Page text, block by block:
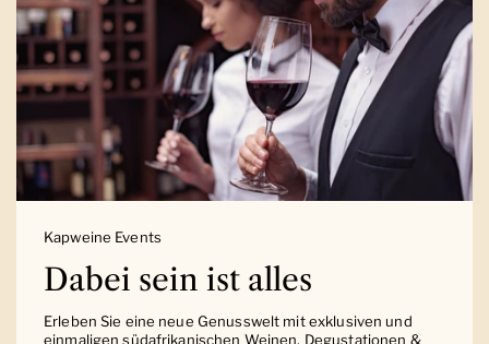
Kapweine Events
Dabei sein ist alles
Erleben Sie eine neue Genusswelt mit exklusiven und
einmaligen südafrikanischen Weinen. Degustationen &